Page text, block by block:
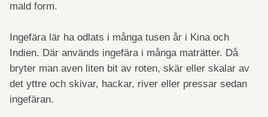
mald form.
Ingefära lär ha odlats i många tusen år i Kina och
Indien. Där används ingefära i många maträtter. Då
bryter man aven liten bit av roten, skär eller skalar av
det yttre och skivar, hackar, river eller pressar sedan
ingefäran.